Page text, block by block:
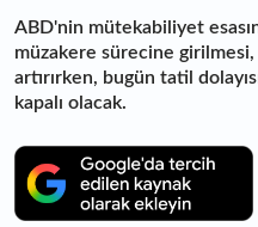
ABD'nin mütekabiliyet
müzakere sürecine
artırırken, bugün tatil
kapalı olacak.